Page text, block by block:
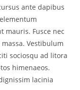
ante dapibus
mauris. Fusce nec
Vestibulum
sociosqu ad litora
himenaeos.
lacinia